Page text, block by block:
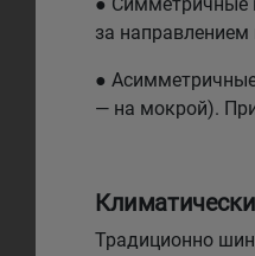
за направлением
● Асимметричные
— на мокрой).
Традиционно